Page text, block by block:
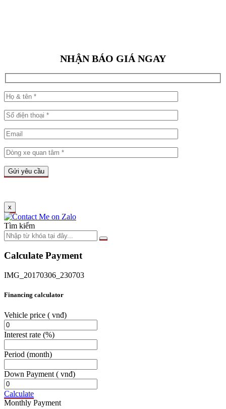
NHẬN BÁO GIÁ NGAY
x
Tìm kiếm
Calculate Payment
IMG_20170306_230703
Financing calculator
Vehicle price ( vnđ)
Interest rate (%)
Period (month)
Down Payment ( vnđ)
Calculate
Monthly Payment